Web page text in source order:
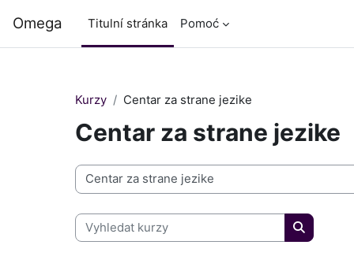
Omega Titulní stránka Pomoć
Kurzy Centar za strane jezike
Centar za strane jezike
Kategorie kurzů
Vyhledat kurzy
Vyhledat